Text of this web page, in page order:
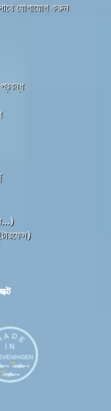
সাথে যোগাযোগ করুন